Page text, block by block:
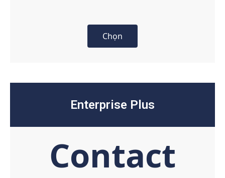
Chọn
Enterprise Plus
Contact